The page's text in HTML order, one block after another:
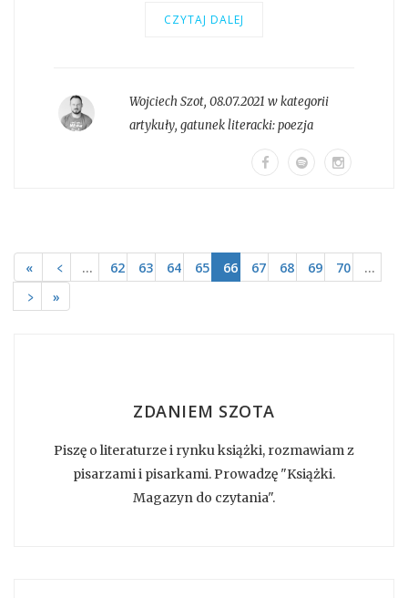
CZYTAJ DALEJ
Wojciech Szot, 08.07.2021 w kategorii
artykuły, gatunek literacki:poezja
« ﹤ … 62 63 64 65 66 67 68 69 70
…
﹥
»
ZDANIEM SZOTA
Piszę o literaturze i rynku książki, rozmawiam z
pisarzami i pisarkami. Prowadzę "Książki.
Magazyn do czytania".